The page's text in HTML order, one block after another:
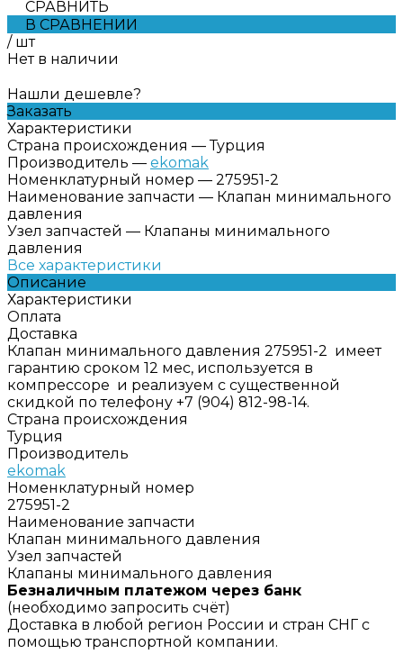
СРАВНИТЬ
В СРАВНЕНИИ
/ шт
Нет в наличии
Нашли дешевле?
Заказать
Характеристики
Страна происхождения — Турция
Производитель — ekomak
Номенклатурный номер — 275951-2
Наименование запчасти — Клапан минимального
давления
Узел запчастей — Клапаны минимального
давления
Все характеристики
Описание
Характеристики
Оплата
Доставка
Клапан минимального давления 275951-2 имеет
гарантию сроком 12 мес, используется в
компрессоре и реализуем с существенной
скидкой по телефону +7 (904) 812-98-14.
Страна происхождения
Турция
Производитель
ekomak
Номенклатурный номер
275951-2
Наименование запчасти
Клапан минимального давления
Узел запчастей
Клапаны минимального давления
Безналичным платежом через банк
(необходимо запросить счёт)
Доставка в любой регион России и стран СНГ с
помощью транспортной компании.